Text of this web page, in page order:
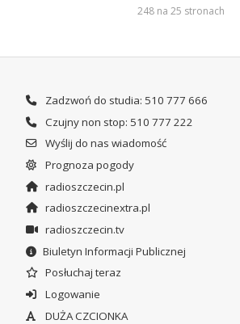
248 na 25 stronach
Zadzwoń do studia: 510 777 666
Czujny non stop: 510 777 222
Wyślij do nas wiadomość
Prognoza pogody
radioszczecin.pl
radioszczecinextra.pl
radioszczecin.tv
Biuletyn Informacji Publicznej
Posłuchaj teraz
Logowanie
DUŻA CZCIONKA